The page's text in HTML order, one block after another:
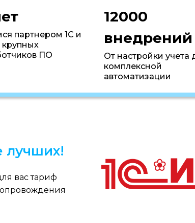
партнером 1С и
крупных
ПО
12000
внедрений
От настройки учета
комплексной
автоматизации
лучших!
вас тариф